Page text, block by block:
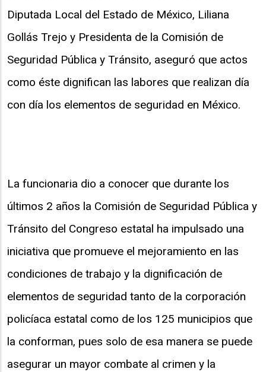
Diputada Local del Estado de México, Liliana
Gollás Trejo y Presidenta de la Comisión de
Seguridad Pública y Tránsito, aseguró que actos
como éste dignifican las labores que realizan día
con día los elementos de seguridad en México.
La funcionaria dio a conocer que durante los
últimos 2 años la Comisión de Seguridad Pública y
Tránsito del Congreso estatal ha impulsado una
iniciativa que promueve el mejoramiento en las
condiciones de trabajo y la dignificación de
elementos de seguridad tanto de la corporación
policíaca estatal como de los 125 municipios que
la conforman, pues solo de esa manera se puede
asegurar un mayor combate al crimen y la